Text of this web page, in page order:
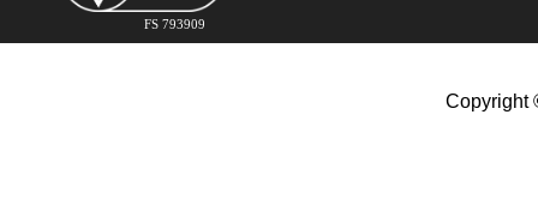
FS 793909
Copyright